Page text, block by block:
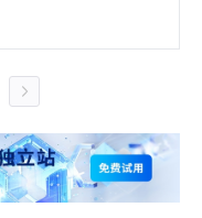
部在福建厦门，距
了，服务热情，什么
他收费，销售能力非
，专业强，但是...没
团队做的建站和激系
等，个人认为还是不
美独立站的卖家使
差距，这点国内的建
运行。